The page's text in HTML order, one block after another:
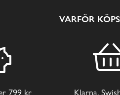
VARFÖR
799 kr Klarna,